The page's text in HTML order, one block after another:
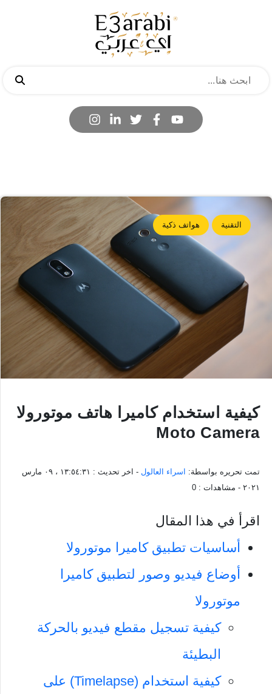
التقنية هواتف ذكية
كيفية استخدام كاميرا هاتف موتورولا
Moto Camera
تمت تحريره بواسطة: اسراء العالول - اخر تحديث :
١٣:٥٤:٣١ ، ٠٩ مارس
٢٠٢١ - مشاهدات : 0
اقرأ في هذا المقال
أساسيات تطبيق كاميرا موتورولا
أوضاع فيديو وصور لتطبيق كاميرا
موتورولا
كيفية تسجيل مقطع فيديو بالحركة
البطيئة
كيفية استخدام (Timelapse) على